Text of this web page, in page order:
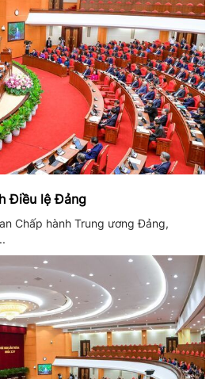
Điều lệ Đảng
Chấp hành Trung ương Đảng,